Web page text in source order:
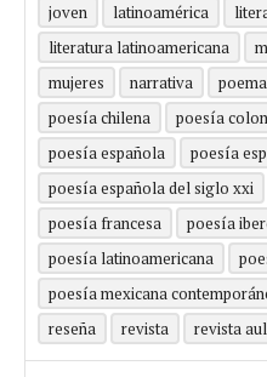
joven
latinoamérica
literatura latinoamericana
mujeres
narrativa poema
poesía chilena
poesía
poesía española
poesía
poesía española del siglo xxi
poesía francesa
poesía
poesía latinoamericana
poesía mexicana
reseña
revista revista